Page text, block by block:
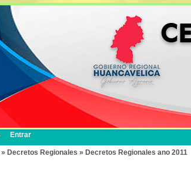
Entrar
» Decretos Regionales » Decretos Regionales ano 2011